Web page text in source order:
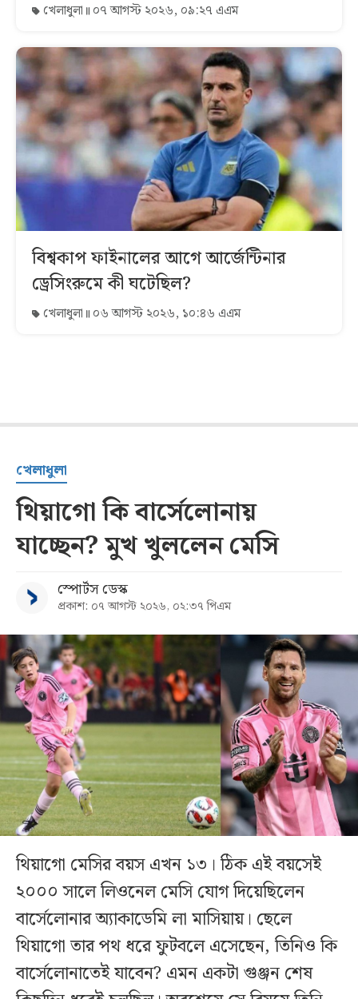
খেলাধুলা ০৭ আগস্ট ২০২৬, ০৯:২৭ এএম
বিশ্বকাপ ফাইনালের আগে আর্জেন্টিনার
ড্রেসিংরুমে কী ঘটেছিল?
খেলাধুলা ০৬ আগস্ট ২০২৬, ১০:৪৬ এএম
খেলাধুলা
থিয়াগো কি বার্সেলোনায়
যাচ্ছেন? মুখ খুললেন মেসি
স্পোর্টস ডেস্ক
প্রকাশ: ০৭ আগস্ট ২০২৬, ০২:৩৭ পিএম
থিয়াগো মেসির বয়স এখন ১৩। ঠিক এই বয়সেই
২০০০ সালে লিওনেল মেসি যোগ দিয়েছিলেন
বার্সেলোনার অ্যাকাডেমি লা মাসিয়ায়। ছেলে
থিয়াগো তার পথ ধরে ফুটবলে এসেছেন, তিনিও কি
বার্সেলোনাতেই যাবেন? এমন একটা গুঞ্জন শেষ